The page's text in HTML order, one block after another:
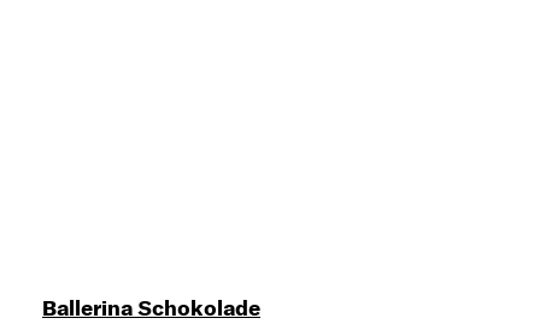
Ballerina Schokolade